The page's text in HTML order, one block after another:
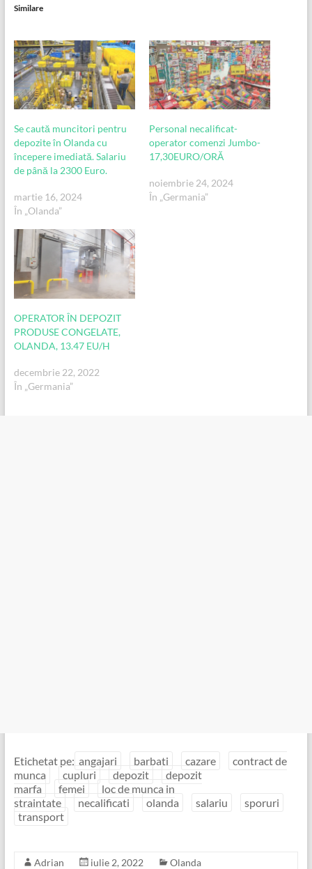
Similare
Se caută muncitori pentru
depozite în Olanda cu
începere imediată. Salariu
de până la 2300 Euro.
martie 16, 2024
În „Olanda”
Personal necalificat-
operator comenzi Jumbo-
17,30EURO/ORĂ
noiembrie 24, 2024
În „Germania”
OPERATOR ÎN DEPOZIT
PRODUSE CONGELATE,
OLANDA, 13.47 EU/H
decembrie 22, 2022
În „Germania”
Etichetat pe: angajari barbati cazare
contract de
munca
cupluri depozit
depozit
marfa
femei
loc de munca in
straintate
necalificati olanda salariu
sporuri
transport
Adrian iulie 2, 2022
Olanda